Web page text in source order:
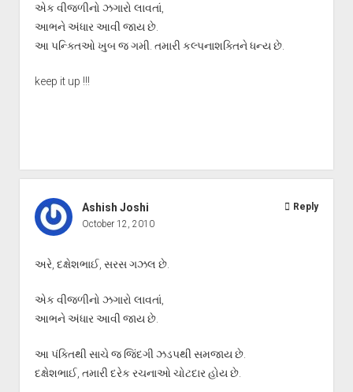
એક વીજળીનો ઝગારો લાવતાં,
આભને અંધાર આવી જાય છે.
આ પન્ક્તિઓ ખુબ જ ગમી. તમારી કલ્પનાશક્તિને ધન્ય છે.
keep it up !!!
Ashish Joshi
October 12, 2010
અરે, દક્ષેશભાઈ, સરસ ગઝલ છે.
એક વીજળીનો ઝગારો લાવતાં,
આભને અંધાર આવી જાય છે.
આ પંક્તિથી સાચે જ જિંદગી ઝડપથી સમજાય છે.
દક્ષેશભાઈ, તમારી દરેક રચનાઓ ચોટદાર હોય છે.
Reply